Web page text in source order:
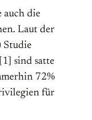
auch die
Laut der
Studie
sind satte
72%
für